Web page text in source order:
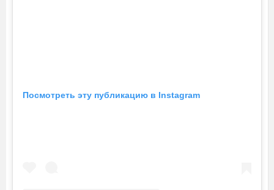
Посмотреть эту публикацию в Instagram